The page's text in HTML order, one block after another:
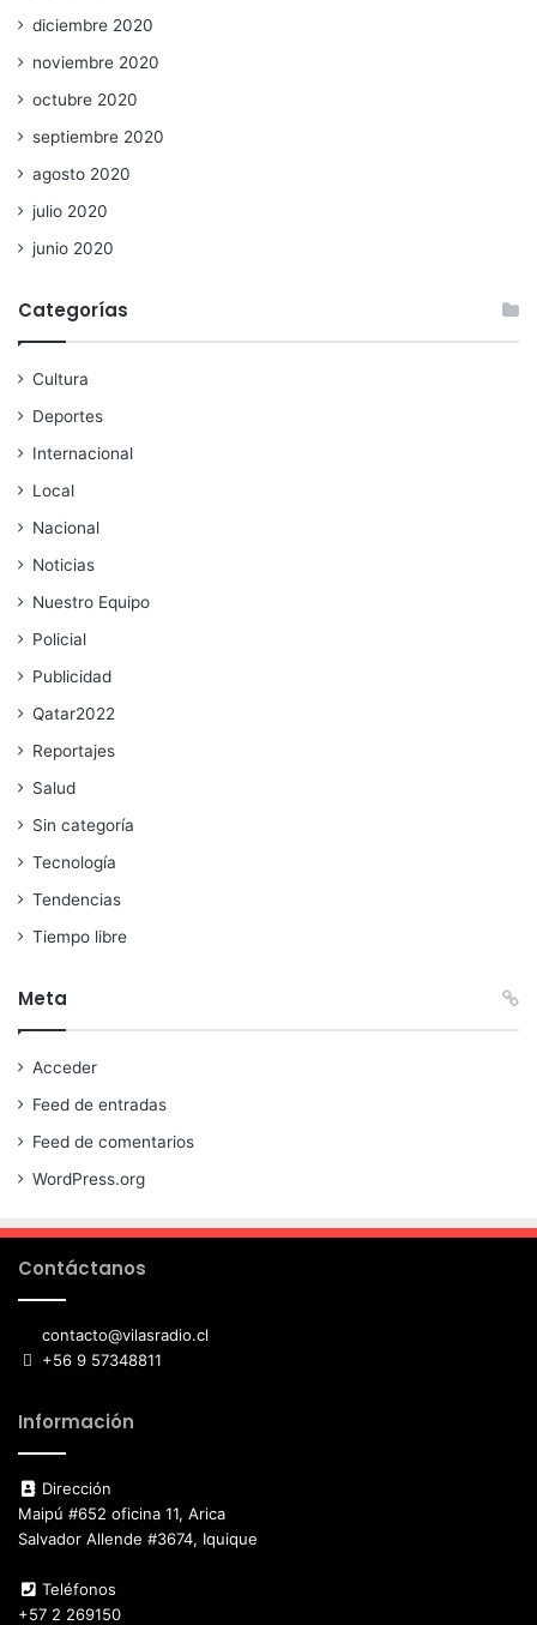
diciembre 2020
noviembre 2020
octubre 2020
septiembre 2020
agosto 2020
julio 2020
junio 2020
Categorías
Cultura
Deportes
Internacional
Local
Nacional
Noticias
Nuestro Equipo
Policial
Publicidad
Qatar2022
Reportajes
Salud
Sin categoría
Tecnología
Tendencias
Tiempo libre
Meta
Acceder
Feed de entradas
Feed de comentarios
WordPress.org
Contáctanos
contacto@vilasradio.cl
+56 9 57348811
Información
Dirección
Maipú #652 oficina 11, Arica
Salvador Allende #3674, Iquique
Teléfonos
+57 2 269150